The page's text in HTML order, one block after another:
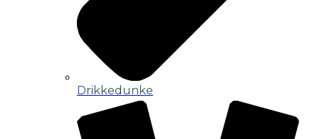
Drikkedunke